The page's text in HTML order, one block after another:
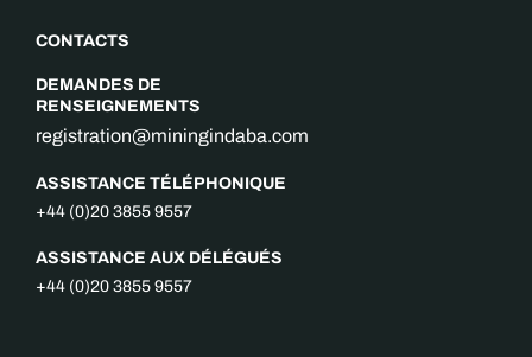
CONTACTS
DEMANDES DE
RENSEIGNEMENTS
registration@miningindaba.com
ASSISTANCE TÉLÉPHONIQUE
+44 (0)20 3855 9557
ASSISTANCE AUX DÉLÉGUÉS
+44 (0)20 3855 9557